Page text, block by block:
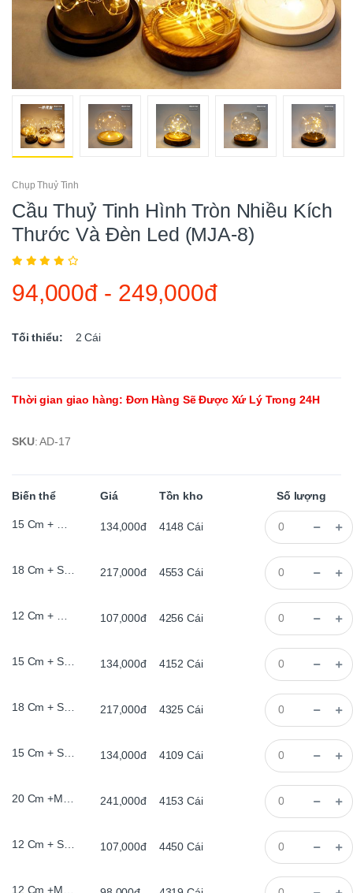
Chụp Thuỷ Tinh
Cầu Thuỷ Tinh Hình Tròn Nhiều Kích
Thước Và Đèn Led (MJA-8)
94,000đ - 249,000đ
Tối thiểu: 2 Cái
Thời gian giao hàng: Đơn Hàng Sẽ Được Xứ Lý Trong 24H
SKU:AD-17
Biến thể Giá Tồn kho Số lượng
15 Cm + Màu Khói, Bằng, 2 met led 134,000đ 4148 Cái
18 Cm + Sơn Trắng 2 met led 217,000đ 4553 Cái
12 Cm + Màu Khói, Bằng, 2 met led 107,000đ 4256 Cái
15 Cm + Sơn Đen2 met led 134,000đ 4152 Cái
18 Cm + Sơn Đen2 met led 217,000đ 4325 Cái
15 Cm + Sơn Trắng 2 met led 134,000đ 4109 Cái
20 Cm +Màu Cổ, Bằng, 2 met led 241,000đ 4153 Cái
12 Cm + Sơn Đen2 met led 107,000đ 4450 Cái
12 Cm +Màu Cổ, Có Chân 2 met led